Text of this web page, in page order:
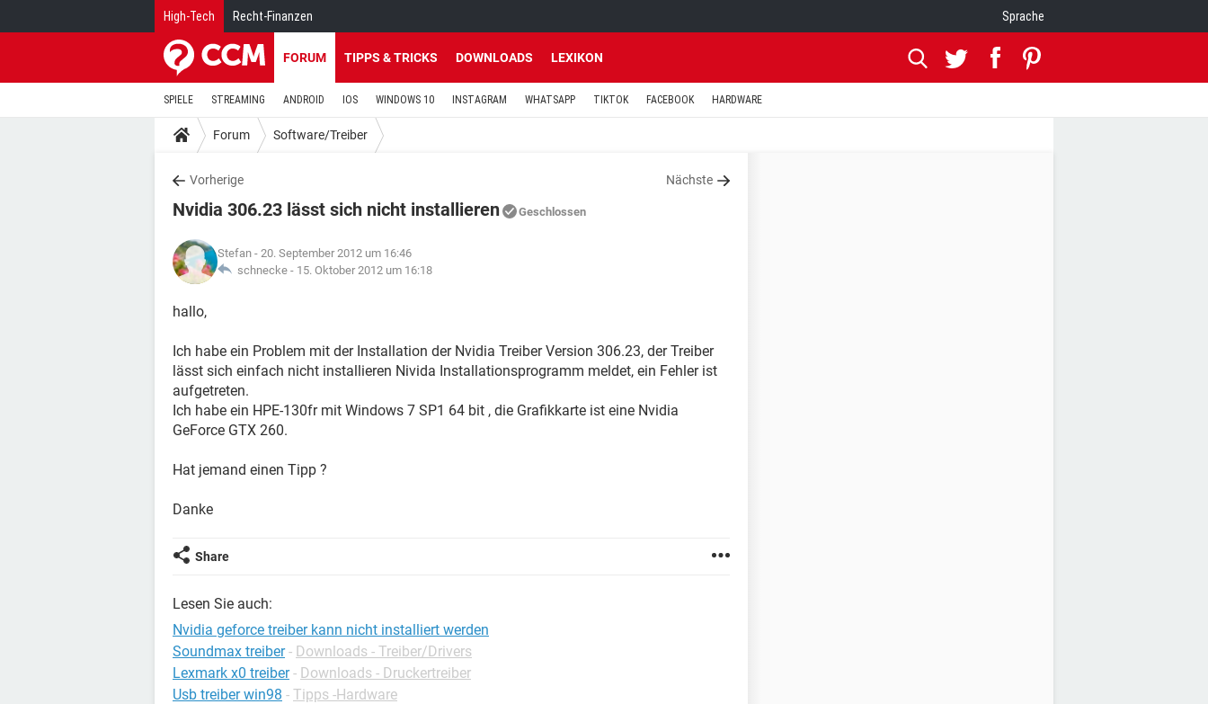
High-Tech Recht-Finanzen Sprache
FORUM TIPPS & TRICKS DOWNLOADS LEXIKON
SPIELE STREAMING ANDROID IOS WINDOWS 10 INSTAGRAM WHATSAPP TIKTOK FACEBOOK HARDWARE
Forum Software/Treiber
Vorherige Nächste
Nvidia 306.23 lässt sich nicht installieren Geschlossen
Stefan - 20. September 2012 um 16:46
schnecke - 15. Oktober 2012 um 16:18
hallo,
Ich habe ein Problem mit der Installation der Nvidia Treiber Version 306.23, der Treiber
lässt sich einfach nicht installieren Nivida Installationsprogramm meldet, ein Fehler ist
aufgetreten.
Ich habe ein HPE-130fr mit Windows 7 SP1 64 bit , die Grafikkarte ist eine Nvidia
GeForce GTX 260.
Hat jemand einen Tipp ?
Danke
Share
Lesen Sie auch:
Nvidia geforce treiber kann nicht installiert werden
Soundmax treiber - Downloads - Treiber/Drivers
Lexmark x0 treiber - Downloads - Druckertreiber
Usb treiber win98 - Tipps -Hardware